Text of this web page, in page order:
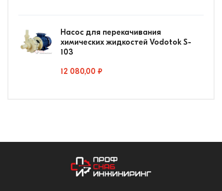
Насос для перекачивания
химических жидкостей Vodotok S-
103
12 080,00 ₽